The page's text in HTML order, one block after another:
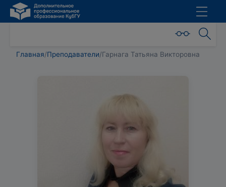
Главная/Преподаватели/Гарнага Татьяна Викторовна